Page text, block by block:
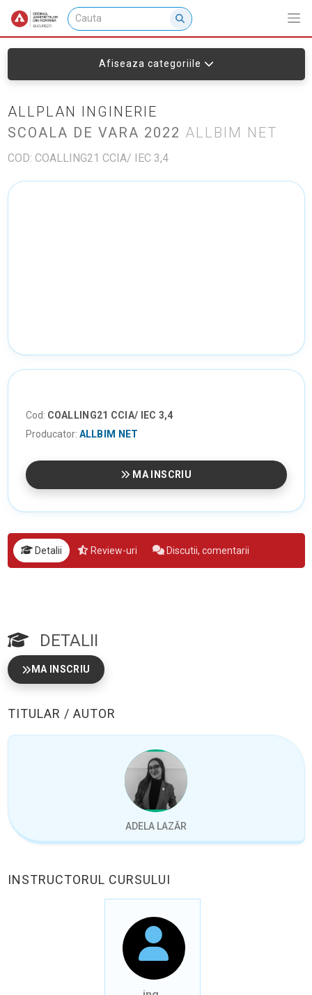
Afiseaza categoriile
ALLPLAN INGINERIE
SCOALA DE VARA 2022 ALLBIM NET
COD: COALLING21 CCIA/ IEC 3,4
Cod: COALLING21 CCIA/ IEC 3,4
Producator: ALLBIM NET
MA INSCRIU
Detalii Review-uri Discutii, comentarii
DETALII
MA INSCRIU
TITULAR / AUTOR
ADELA LAZĂR
INSTRUCTORUL CURSULUI